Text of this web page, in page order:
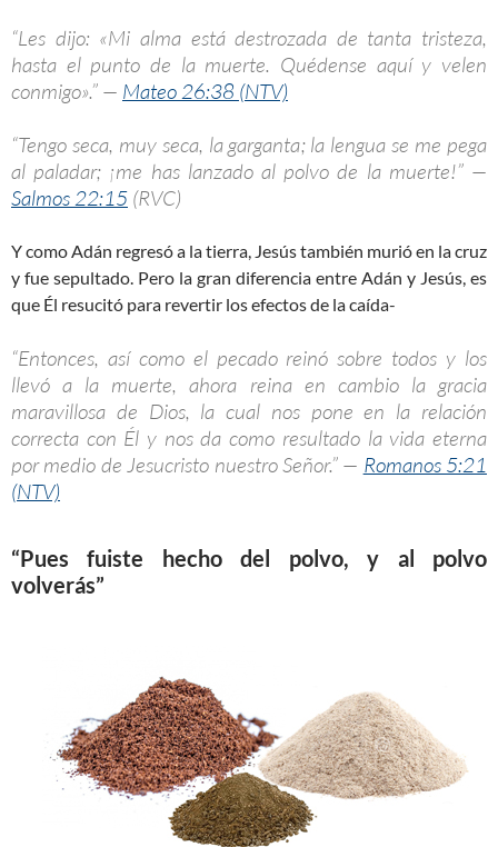
“Les dijo: «Mi alma está destrozada de tanta tristeza,
hasta el punto de la muerte. Quédense aquí y velen
conmigo».” — Mateo 26:38 (NTV)
“Tengo seca, muy seca, la garganta; la lengua se me pega
al paladar; ¡me has lanzado al polvo de la muerte!” —
Salmos 22:15 (RVC)
Y como Adán regresó a la tierra, Jesús también murió en la cruz
y fue sepultado. Pero la gran diferencia entre Adán y Jesús, es
que Él resucitó para revertir los efectos de la caída-
“Entonces, así como el pecado reinó sobre todos y los
llevó a la muerte, ahora reina en cambio la gracia
maravillosa de Dios, la cual nos pone en la relación
correcta con Él y nos da como resultado la vida eterna
por medio de Jesucristo nuestro Señor.” — Romanos 5:21
(NTV)
“Pues fuiste hecho del polvo, y al polvo
volverás”